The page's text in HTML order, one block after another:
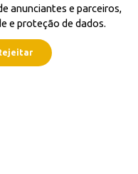
anunciantes e parceiros,
e proteção de dados.